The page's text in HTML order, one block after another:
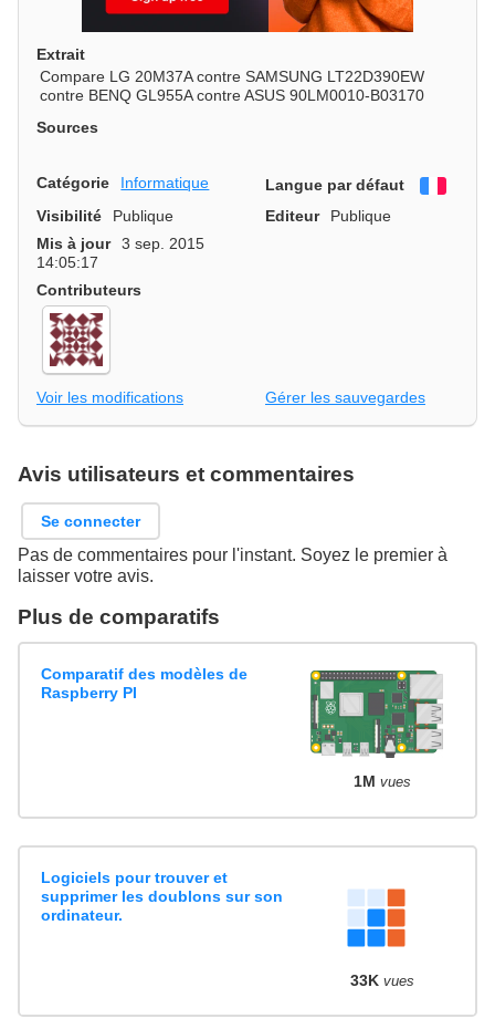
Extrait
Compare LG 20M37A contre SAMSUNG LT22D390EW
contre BENQ GL955A contre ASUS 90LM0010-B03170
Sources
Catégorie Informatique Langue par défaut
Visibilité
Publique Editeur
Publique
Mis à jour
3 sep. 2015
14:05:17
Contributeurs
Voir les modifications Gérer les sauvegardes
Avis utilisateurs et commentaires
Se connecter
Pas de commentaires pour l'instant. Soyez le premier à
laisser votre avis.
Plus de comparatifs
Comparatif des modèles de
Raspberry PI
1M vues
Logiciels pour trouver et
supprimer les doublons sur son
ordinateur.
33K vues